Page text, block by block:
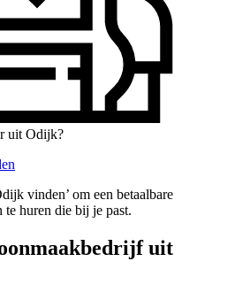
uit Odijk?
vinden’ om een betaalbare
huren die bij je past.
uit